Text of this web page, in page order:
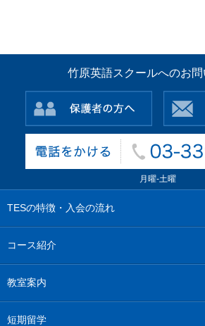
TESの特徴・入会の流れ
コース紹介
教室案内
短期留学
竹原英語スクールへのお
月曜-土曜